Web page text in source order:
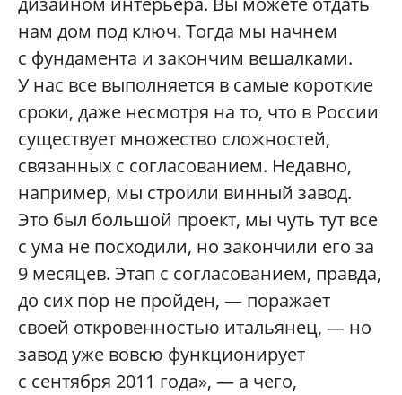
нам дом под ключ. Тогда мы начнем
с фундамента и закончим вешалками.
У нас все выполняется в самые короткие
сроки, даже несмотря на то, что в России
существует множество сложностей,
связанных с согласованием. Недавно,
например, мы строили винный завод.
Это был большой проект, мы чуть тут все
с ума не посходили, но закончили его за
9 месяцев. Этап с согласованием, правда,
до сих пор не пройден, — поражает
своей откровенностью итальянец, — но
завод уже вовсю функционирует
с сентября 2011 года», — а чего,